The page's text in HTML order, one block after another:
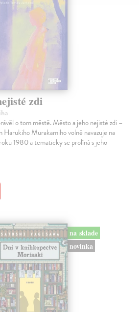
zdi
o tom městě. Město a jeho nejisté zdi –
Harukiho Murakamiho volně navazuje na
1980 a tematicky se prolíná s jeho
na sklade
novinka